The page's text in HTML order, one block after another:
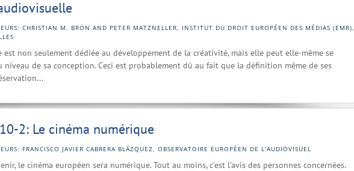
CHRISTIAN M. BRON AND PETER MATZNELLER, INSTITUT DU DROIT EUROPÉEN DES MÉDIAS (EMR),
est non seulement dédiée au développement de la créativité, mais elle peut elle-même se
de sa conception. Ceci est probablement dû au fait que la définition même de ses
2: Le cinéma numérique
FRANCISCO JAVIER CABRERA BLÁZQUEZ, OBSERVATOIRE EUROPÉEN DE L'AUDIOVISUEL
le cinéma européen sera numérique. Tout au moins, c’est l’avis des personnes concernées.